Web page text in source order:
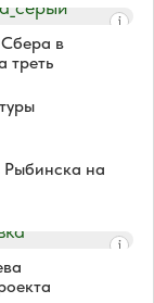
в
треть
на